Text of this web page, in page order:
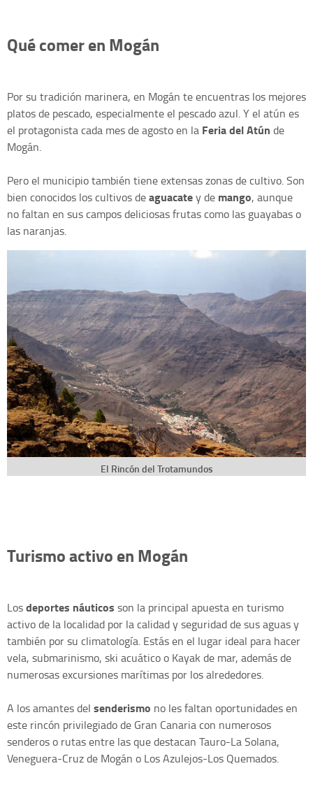
Qué comer en Mogán
Por su tradición marinera, en Mogán te encuentras los mejores
platos de pescado, especialmente el pescado azul. Y el atún es
el protagonista cada mes de agosto en la Feria del Atún de
Mogán.
Pero el municipio también tiene extensas zonas de cultivo. Son
bien conocidos los cultivos deaguacatey de mango, aunque
no faltan en sus campos deliciosas frutas como las guayabas o
las naranjas.
El Rincón del Trotamundos
Turismo activo en Mogán
Losdeportes náuticos son la principal apuesta en turismo
activo de la localidad por la calidad y seguridad de sus aguas y
también por su climatología. Estás en el lugar ideal para hacer
vela, submarinismo, ski acuático o Kayak de mar, además de
numerosas excursiones marítimas por los alrededores.
A los amantes del senderismo no les faltan oportunidades en
este rincón privilegiado de Gran Canaria con numerosos
senderos o rutas entre las que destacan Tauro-La Solana,
Veneguera-Cruz de Mogán o Los Azulejos-Los Quemados.